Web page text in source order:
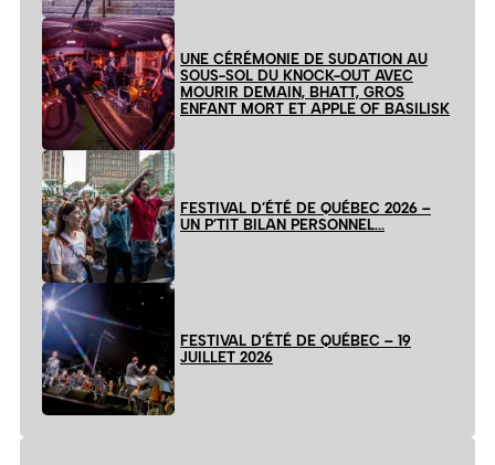
UNE CÉRÉMONIE DE SUDATION AU
SOUS-SOL DU KNOCK-OUT AVEC
MOURIR DEMAIN, BHATT, GROS
ENFANT MORT ET APPLE OF BASILISK
FESTIVAL D’ÉTÉ DE QUÉBEC 2026 –
UN P’TIT BILAN PERSONNEL…
FESTIVAL D’ÉTÉ DE QUÉBEC – 19
JUILLET 2026